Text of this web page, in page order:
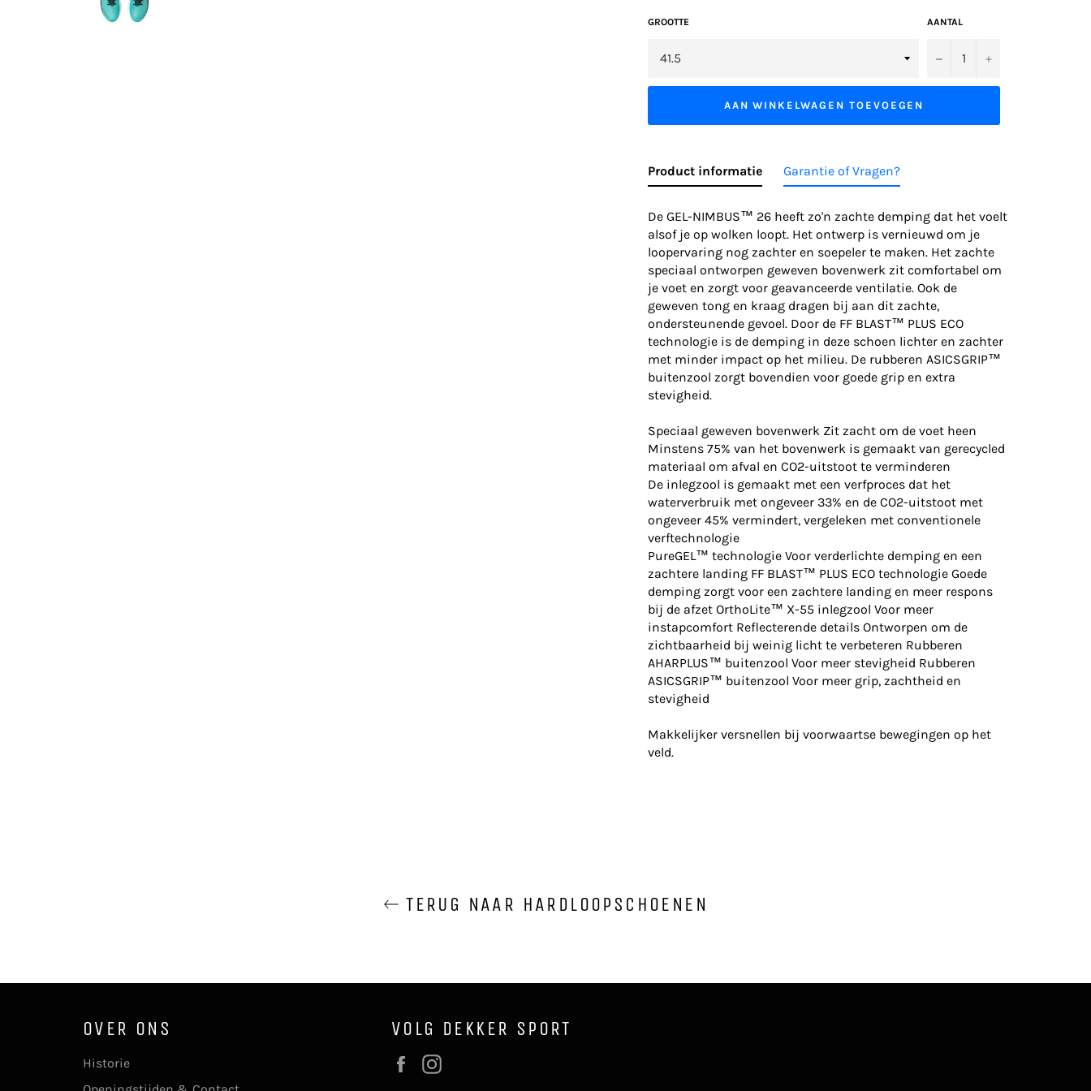
GROOTTE AANTAL
− +
AAN WINKELWAGEN TOEVOEGEN
Product informatie
De GEL-NIMBUS™ 26 heeft zo'n zachte demping dat het voelt
alsof je op wolken loopt. Het ontwerp is vernieuwd om je
loopervaring nog zachter en soepeler te maken. Het zachte
speciaal ontworpen geweven bovenwerk zit comfortabel om
je voet en zorgt voor geavanceerde ventilatie. Ook de
geweven tong en kraag dragen bij aan dit zachte,
ondersteunende gevoel. Door de FF BLAST™ PLUS ECO
technologie is de demping in deze schoen lichter en zachter
met minder impact op het milieu. De rubberen ASICSGRIP™
buitenzool zorgt bovendien voor goede grip en extra
stevigheid.
Speciaal geweven bovenwerk Zit zacht om de voet heen
Minstens 75% van het bovenwerk is gemaakt van gerecycled
materiaal om afval en CO2-uitstoot te verminderen
De inlegzool is gemaakt met een verfproces dat het
waterverbruik met ongeveer 33% en de CO2-uitstoot met
ongeveer 45% vermindert, vergeleken met conventionele
verftechnologie
PureGEL™ technologie Voor verderlichte demping en een
zachtere landing FF BLAST™ PLUS ECO technologie Goede
demping zorgt voor een zachtere landing en meer respons
bij de afzet OrthoLite™ X-55 inlegzool Voor meer
instapcomfort Reflecterende details Ontworpen om de
zichtbaarheid bij weinig licht te verbeteren Rubberen
AHARPLUS™ buitenzool Voor meer stevigheid Rubberen
ASICSGRIP™ buitenzool Voor meer grip, zachtheid en
stevigheid
Makkelijker versnellen bij voorwaartse bewegingen op het
veld.
Garantie of Vragen?
TERUG NAAR HARDLOOPSCHOENEN
OVER ONS
Historie
VOLG DEKKER SPORT
Facebook